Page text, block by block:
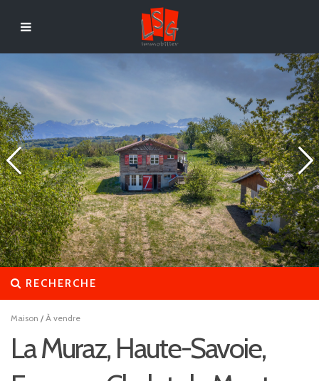
RECHERCHE
Maison / À vendre
La Muraz, Haute-Savoie,